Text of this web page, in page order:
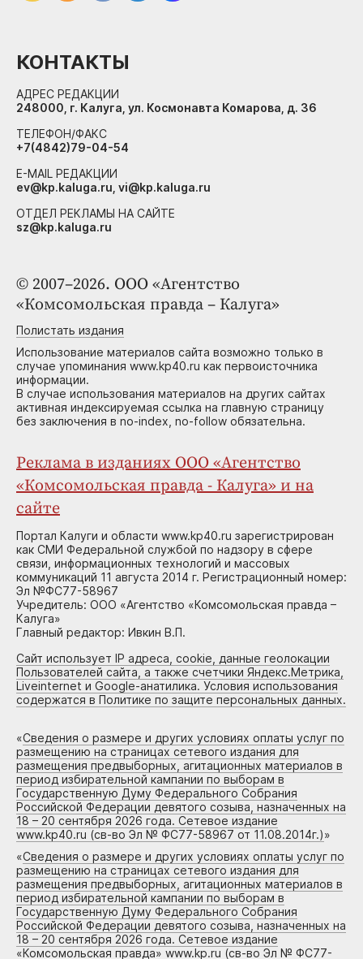
© 2007–2026. ООО «Агентство
«Комсомольская правда – Калуга»
Полистать издания
Использование материалов сайта возможно только в
случае упоминания www.kp40.ru как первоисточника
информации.
В случае использования материалов на других сайтах
активная индексируемая ссылка на главную страницу
без заключения в no-index, no-follow обязательна.
Реклама в изданиях ООО «Агентство
«Комсомольская правда - Калуга» и на
сайте
Портал Калуги и области www.kp40.ru зарегистрирован
как СМИ Федеральной службой по надзору в сфере
связи, информационных технологий и массовых
коммуникаций 11 августа 2014 г. Регистрационный номер:
Эл №ФС77-58967
Учредитель: ООО «Агентство «Комсомольская правда –
Калуга»
Главный редактор: Ивкин В.П.
Сайт использует IP адреса, cookie, данные геолокации
Пользователей сайта, а также счетчики Яндекс.Метрика,
Liveinternet и Google-анатилика. Условия использования
содержатся в Политике по защите персональных данных.
«Сведения о размере и других условиях оплаты услуг по
размещению на страницах сетевого издания для
размещения предвыборных, агитационных материалов в
период избирательной кампании по выборам в
Государственную Думу Федерального Собрания
Российской Федерации девятого созыва, назначенных на
18 – 20 сентября 2026 года. Сетевое издание
www.kp40.ru (св-во Эл № ФС77-58967 от 11.08.2014г.)»
«Сведения о размере и других условиях оплаты услуг по
размещению на страницах сетевого издания для
размещения предвыборных, агитационных материалов в
период избирательной кампании по выборам в
Государственную Думу Федерального Собрания
Российской Федерации девятого созыва, назначенных на
18 – 20 сентября 2026 года. Сетевое издание
«Комсомольская правда» www.kp.ru (св-во Эл № ФС77-
КОНТАКТЫ
АДРЕС РЕДАКЦИИ
248000, г. Калуга, ул. Космонавта Комарова, д. 36
ТЕЛЕФОН/ФАКС
+7(4842)79-04-54
E-MAIL РЕДАКЦИИ
ev@kp.kaluga.ru, vi@kp.kaluga.ru
ОТДЕЛ РЕКЛАМЫ НА САЙТЕ
sz@kp.kaluga.ru